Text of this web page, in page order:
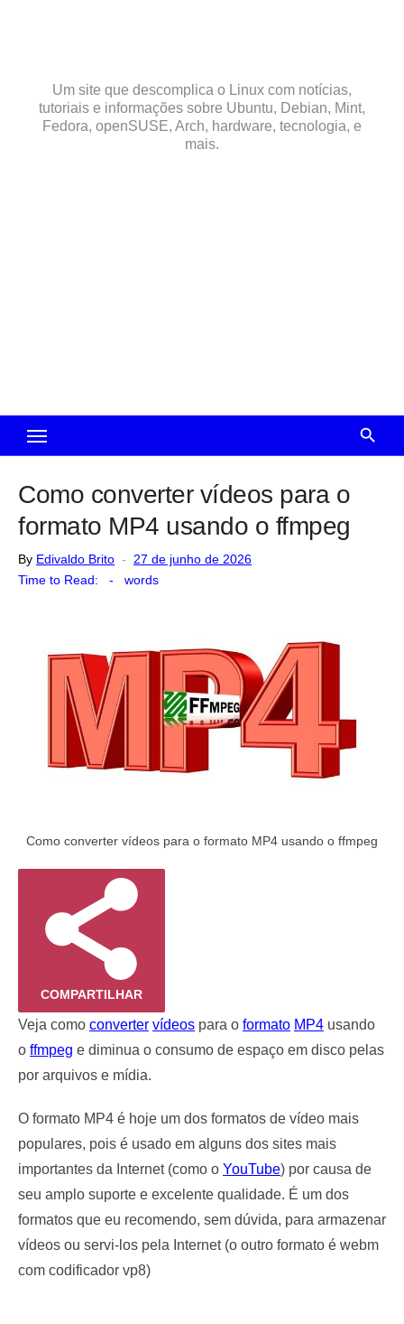
Um site que descomplica o Linux com notícias,
tutoriais e informações sobre Ubuntu, Debian, Mint,
Fedora, openSUSE, Arch, hardware, tecnologia, e
mais.
Como converter vídeos para o
formato MP4 usando o ffmpeg
By Edivaldo Brito
Posted
27 de junho de 2026
Time to Read:
- words
Como converter vídeos para o formato MP4 usando o ffmpeg
COMPARTILHAR
Veja como converter vídeos para o formato MP4 usando
o ffmpeg e diminua o consumo de espaço em disco pelas
por arquivos e mídia.
O formato MP4 é hoje um dos formatos de vídeo mais
populares, pois é usado em alguns dos sites mais
importantes da Internet (como o YouTube) por causa de
seu amplo suporte e excelente qualidade. É um dos
formatos que eu recomendo, sem dúvida, para armazenar
vídeos ou servi-los pela Internet (o outro formato é webm
com codificador vp8)